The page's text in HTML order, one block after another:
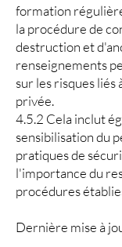
formation
la procédure de
destruction et
renseignements
sur les risques liés
privée.
4.5.2 Cela inclut
sensibilisation du
pratiques de
l'importance du
procédures
Dernière mise à